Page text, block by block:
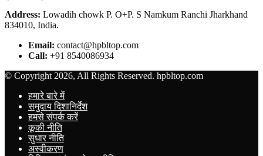
Address: Lowadih chowk P. O+P. S Namkum Ranchi Jharkhand
834010, India.
Email: contact@hpbltop.com
Call: +91 8540086934
© Copyright 2026, All Rights Reserved. hpbltop.com
हमारे बारे में
समुदाय दिशानिर्देश
हमसे संपर्क करें
कूकी नीति
सुधार नीति
अस्वीकरण